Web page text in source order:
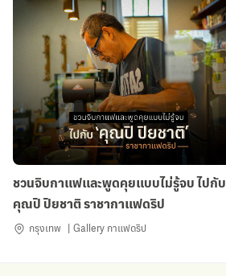
ชวนจิบกาแฟและพูดคุยแบบไม่รู้จบ ไปกับ
คุณปิ ปิยชาติ ราชากาแฟดริป
กรุงเทพ Gallery กาแฟดริป